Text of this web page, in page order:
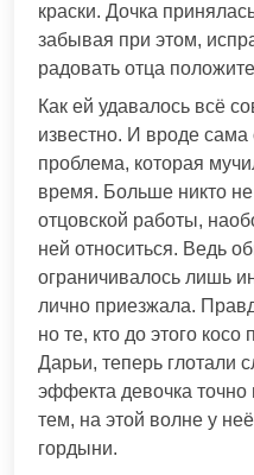
краски. Дочка
забывая при этом,
радовать отца
Как ей удавалось всё
известно. И вроде
проблема, которая
время. Больше никто
отцовской работы,
ней относиться. Ведь
ограничивалось лишь
лично приезжала.
но те, кто до этого
Дарьи, теперь глотали
эффекта девочка
тем, на этой волне у
гордыни.